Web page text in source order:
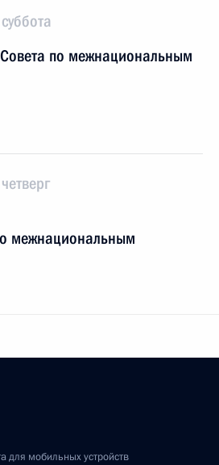
по межнациональным
межнациональным
для мобильных устройств